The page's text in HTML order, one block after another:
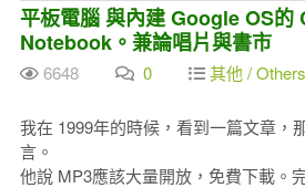
平板電腦 與內建 Google OS的
Notebook。兼論唱片與書市
6648 0 其他 / Others
我在 1999年的時候，看到一篇文章，
言。
他說 MP3應該大量開放，免費下載。